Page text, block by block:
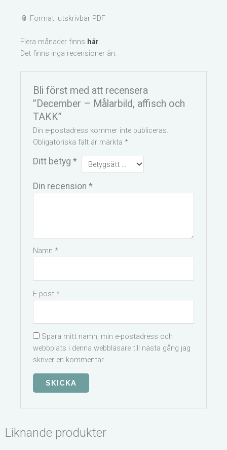
📎 Format: utskrivbar PDF
Flera månader finns här.
Det finns inga recensioner än.
Bli först med att recensera
”December – Målarbild, affisch och
TAKK”
Din e-postadress kommer inte publiceras.
Obligatoriska fält är märkta*
Ditt betyg*
Din recension*
Namn*
E-post*
Spara mitt namn, min e-postadress och
webbplats i denna webbläsare till nästa gång jag
skriver en kommentar.
Liknande produkter